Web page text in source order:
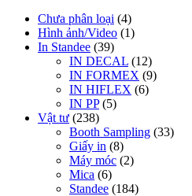
Chưa phân loại (4)
Hình ảnh/Video (1)
In Standee (39)
IN DECAL (12)
IN FORMEX (9)
IN HIFLEX (6)
IN PP(5)
Vật tư (238)
Booth Sampling (33)
Giấy in (8)
Máy móc (2)
Mica (6)
Standee (184)